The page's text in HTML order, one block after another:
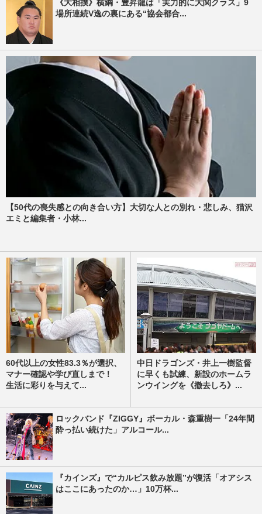
《大相撲》横綱・豊昇龍は「実力的に大関クラス」9
場所連続V逸の裏にある“協会都合...
【50代の喪失感との向き合い方】大切な人との別れ・悲しみ、猫沢
エミと編集者・小林...
60代以上の女性83.3％が選択、
マナー確認や学び直しまで！
生活に彩りを与えて...
中日ドラゴンズ・井上一樹監督
に早くも試練、新設のホームラ
ンウイングを《撤去しろ》...
ロックバンド『ZIGGY』ボーカル・森重樹一「24年間
酔っ払い続けた」アルコール...
『カインズ』で“カルピス飲み放題”が復活「オアシス
はここにあったのか…」10万杯...